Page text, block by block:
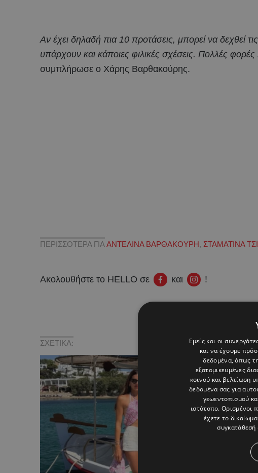
Αν έχει δηλαδή πια 10 προτάσεις, μπορεί να δεχθεί
υπάρχουν και κάποιες φιλικές σχέσεις. Πολλές
συμπλήρωσε ο Χάρης Βαρθακούρης.
ΠΕΡΙΣΣΟΤΕΡΑ ΓΙΑ ΑΝΤΕΛΙΝΑ ΒΑΡΘΑΚΟΥΡΗ, ΣΤΑΜΑΤΙΝΑ
Ακολουθήστε το HELLO σε και !
ΣΧΕΤΙΚΑ:
Εμείς και οι
και να έχουμε
δεδομένα, όπως
εξατομικευμένες
κοινού και βελτίωση
δεδομένα σας για
γεωεντοπισμού
ιστότοπο. Ορισμένοι
έχετε το
συγκατάθεσή